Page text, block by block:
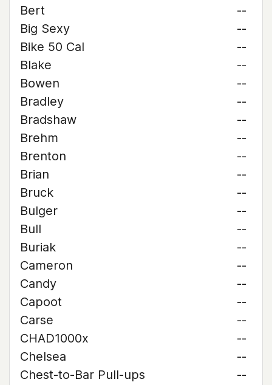
Bert
--
Big Sexy
--
Bike 50 Cal
--
Blake
--
Bowen
--
Bradley
--
Bradshaw
--
Brehm
--
Brenton
--
Brian
--
Bruck
--
Bulger
--
Bull
--
Buriak
--
Cameron
--
Candy
--
Capoot
--
Carse
--
CHAD1000x
--
Chelsea
--
Chest-to-Bar Pull-ups
--